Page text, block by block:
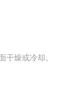
干燥或冷却。